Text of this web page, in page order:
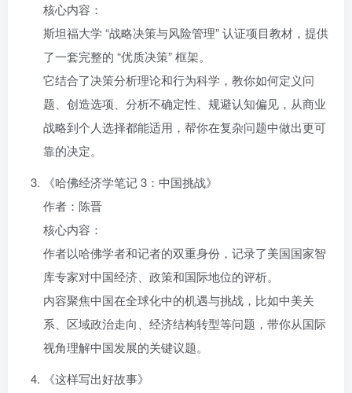
核心内容：
斯坦福大学 “战略决策与风险管理” 认证项目教材，提供
了一套完整的 “优质决策” 框架。
它结合了决策分析理论和行为科学，教你如何定义问
题、创造选项、分析不确定性、规避认知偏见，从商业
战略到个人选择都能适用，帮你在复杂问题中做出更可
靠的决定。
《哈佛经济学笔记 3：中国挑战》
作者：陈晋
核心内容：
作者以哈佛学者和记者的双重身份，记录了美国国家智
库专家对中国经济、政策和国际地位的评析。
内容聚焦中国在全球化中的机遇与挑战，比如中美关
系、区域政治走向、经济结构转型等问题，带你从国际
视角理解中国发展的关键议题。
《这样写出好故事》